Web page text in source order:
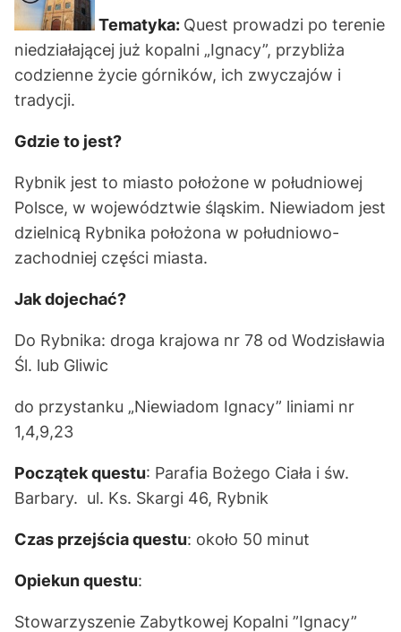
Tematyka: Quest prowadzi po terenie
niedziałającej już kopalni „Ignacy”, przybliża
codzienne życie górników, ich zwyczajów i
tradycji.
Gdzie to jest?
Rybnik jest to miasto położone w południowej
Polsce, w województwie śląskim. Niewiadom jest
dzielnicą Rybnika położona w południowo-
zachodniej części miasta.
Jak dojechać?
Do Rybnika: droga krajowa nr 78 od Wodzisławia
Śl. lub Gliwic
do przystanku „Niewiadom Ignacy” liniami nr
1,4,9,23
Początek questu: Parafia Bożego Ciała i św.
Barbary. ul. Ks. Skargi 46, Rybnik
Czas przejścia questu: około 50 minut
Opiekun questu:
Stowarzyszenie Zabytkowej Kopalni ”Ignacy”